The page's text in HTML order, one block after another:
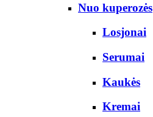
Nuo kuperozės
Losjonai
Serumai
Kaukės
Kremai